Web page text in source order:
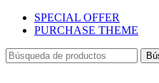
SPECIAL OFFER
PURCHASE THEME